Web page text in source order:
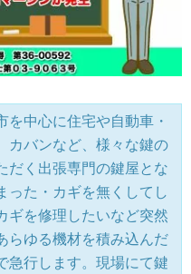
を中心に住宅や自動車・
カバンなど、様々な鍵の
だく出張専門の鍵屋とな
った・カギを無くしてし
ギを修理したいなど突然
らゆる機材を積み込んだ
急行します。現場にて鍵